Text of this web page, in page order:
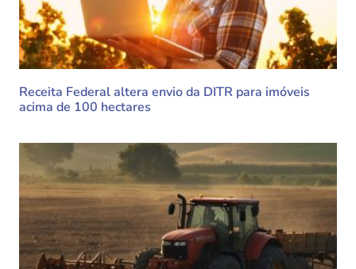
Receita Federal altera envio da DITR para imóveis
acima de 100 hectares